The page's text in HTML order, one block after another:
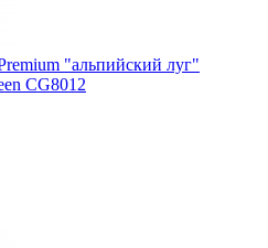
"альпийский луг"
CG8012